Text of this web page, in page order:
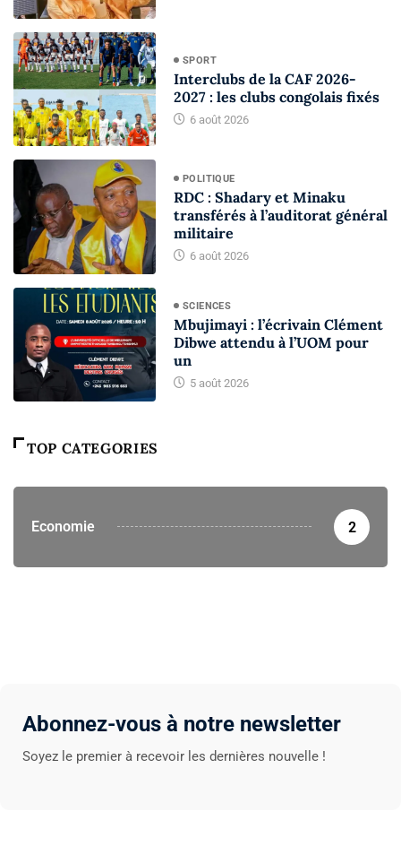
SPORT
Interclubs de la CAF 2026-
2027 : les clubs congolais fixés
6 août 2026
POLITIQUE
RDC : Shadary et Minaku
transférés à l’auditorat général
militaire
6 août 2026
SCIENCES
Mbujimayi : l’écrivain Clément
Dibwe attendu à l’UOM pour
un
5 août 2026
TOP CATEGORIES
Economie 2
Abonnez-vous à notre newsletter
Soyez le premier à recevoir les dernières nouvelle !